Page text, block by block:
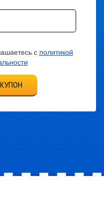
с политикой